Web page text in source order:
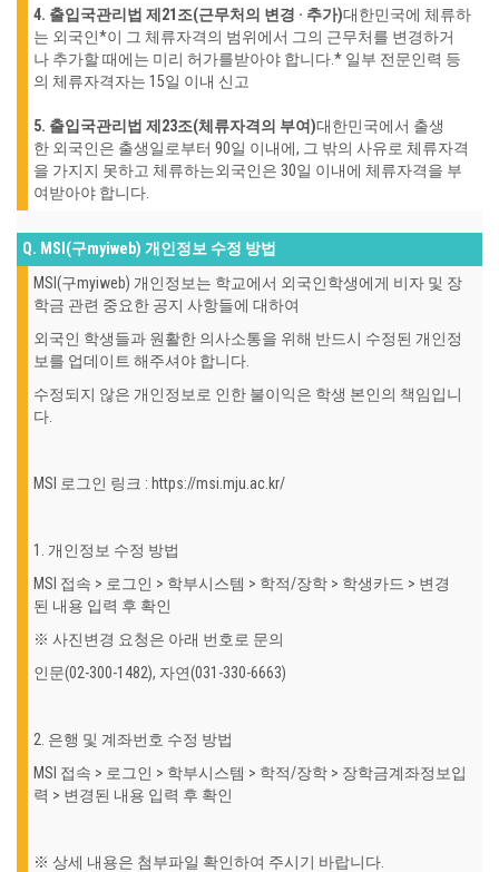
4. 출입국관리법 제21조(근무처의 변경 · 추가)대한민국에 체류하
는 외국인*이 그 체류자격의 범위에서 그의 근무처를 변경하거
나 추가할 때에는 미리 허가를받아야 합니다.* 일부 전문인력 등
의 체류자격자는 15일 이내 신고
5. 출입국관리법 제23조(체류자격의 부여)대한민국에서 출생
한 외국인은 출생일로부터 90일 이내에, 그 밖의 사유로 체류자격
을 가지지 못하고 체류하는외국인은 30일 이내에 체류자격을 부
여받아야 합니다.
Q. MSI(구myiweb) 개인정보 수정 방법
MSI(구myiweb) 개인정보는 학교에서 외국인학생에게 비자 및 장
학금 관련 중요한 공지 사항들에 대하여
외국인 학생들과 원활한 의사소통을 위해 반드시 수정된 개인정
보를 업데이트 해주셔야 합니다.
수정되지 않은 개인정보로 인한 불이익은 학생 본인의 책임입니
다.
MSI 로그인 링크 : https://msi.mju.ac.kr/
1. 개인정보 수정 방법
MSI 접속 > 로그인 > 학부시스템 > 학적/장학 > 학생카드 > 변경
된 내용 입력 후 확인
※ 사진변경 요청은 아래 번호로 문의
인문(02-300-1482), 자연(031-330-6663)
2. 은행 및 계좌번호 수정 방법
MSI 접속 > 로그인 > 학부시스템 > 학적/장학 > 장학금계좌정보입
력 > 변경된 내용 입력 후 확인
※ 상세 내용은 첨부파일 확인하여 주시기 바랍니다.